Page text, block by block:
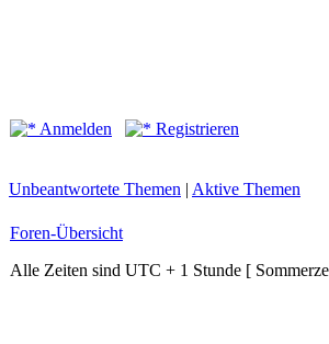
Anmelden Registrieren
Unbeantwortete Themen | Aktive Themen
Foren-Übersicht
Alle Zeiten sind UTC + 1 Stunde [